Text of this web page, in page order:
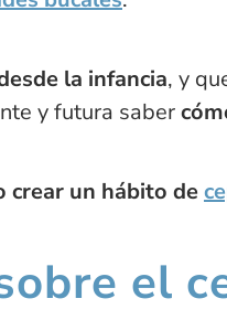
la infancia, y
y futura saber
crear un hábito de
el